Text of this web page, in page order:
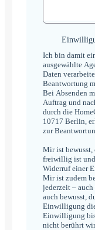
Ich bin damit
ausgewählte
Daten
Beantwortung
Bei Absenden
Auftrag und
durch die
10717 Berlin,
zur
Mir ist
freiwillig ist und
Widerruf einer
Mir ist zudem
jederzeit –
auch bewusst,
Einwilligung
Einwilligung
nicht berührt